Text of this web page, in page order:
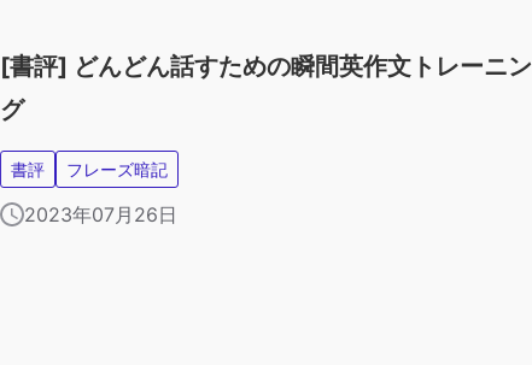
[書評] どんどん話すための瞬間英作文トレーニン
グ
書評 フレーズ暗記
2023年07月26日